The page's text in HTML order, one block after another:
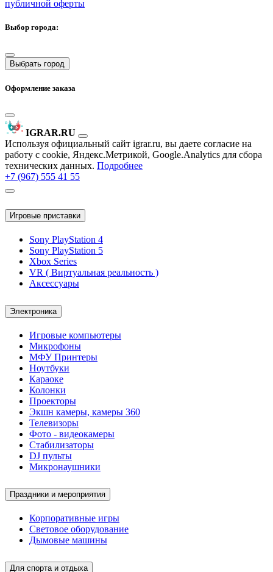
публичной оферты
Выбор города:
Выбрать город
Оформление заказа
IGRAR.RU
Используя официальный сайт igrar.ru, вы даете согласие на
работу с cookie, Яндекс.Метрикой, Google.Analytics для сбора
технических данных. Подробнее
+7 (967) 555 41 55
Игровые приставки
Sony PlayStation 4
Sony PlayStation 5
Xbox Series
VR ( Виртуальная реальность )
Аксессуары
Электроника
Игровые компьютеры
Микрофоны
МФУ Принтеры
Ноутбуки
Караоке
Колонки
Проекторы
Экшн камеры, камеры 360
Телевизоры
Фото - видеокамеры
Стабилизаторы
DJ пульты
Микронаушники
Праздники и мероприятия
Корпоративные игры
Световое оборудование
Дымовые машины
Для спорта и отдыха